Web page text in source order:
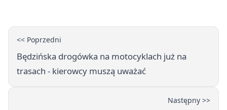
<< Poprzedni
Będzińska drogówka na motocyklach już na
trasach - kierowcy muszą uważać
Następny >>